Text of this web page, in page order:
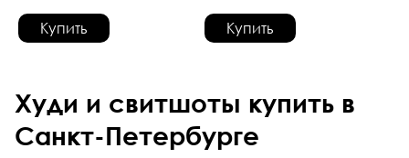
Купить
Купить
Худи и свитшоты купить в
Санкт-Петербурге